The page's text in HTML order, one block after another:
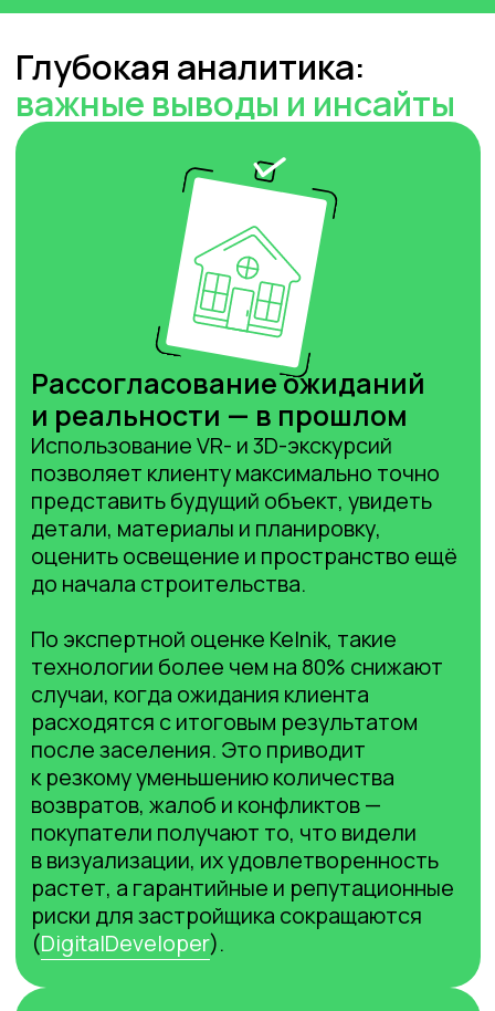
объект без ограничений»
Почему 3D-визуализация —
безальтернативный выбор
для современного рынка
недвижимости
Практика и цифры: реальное
доказательство
эффективности
Рынок недвижимости сегодня оценивает
не красивые лозунги, а реальные
результаты. Внедрение 3D-визуализации
подтверждено множеством кейсов
и исследований:
Конверсия из просмотра в покупку
увеличивается (например, +15%
среди покупателей 31−45 лет при
использовании VR/3D-туров).
короче, а число возвратов
и доработок после начала
Клиенты чаще рекомендуют компанию
друзьям и сами возвращаются
за новыми объектами — фиксация
роста повторных продаж.
Баланс эмоций и финансовой
прозрачности
3D-визуализация решает сразу две
ключевые задачи:
Покупатель или инвестор получает